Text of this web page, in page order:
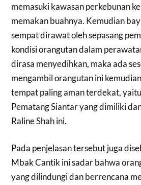
memasuki kawasan perkebunan
memakan buahnya. Kemudian
sempat dirawat oleh sepasang
kondisi orangutan dalam
dirasa menyedihkan, maka ada
mengambil orangutan ini
tempat paling aman terdekat,
Pematang Siantar yang dimiliki
Raline Shah ini.
Pada penjelasan tersebut juga
Mbak Cantik ini sadar bahwa
yang dilindungi dan berrencana